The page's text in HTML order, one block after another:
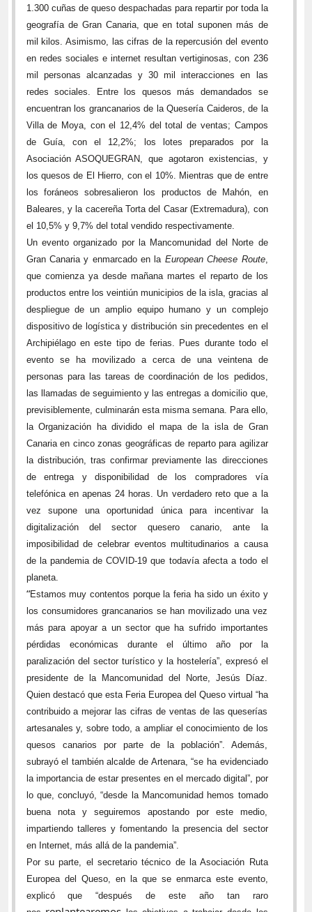
1.300 cuñas de queso despachadas para repartir por toda la
geografía de Gran Canaria, que en total suponen más de
mil kilos. Asimismo, las cifras de la repercusión del evento
en redes sociales e internet resultan vertiginosas, con 236
mil personas alcanzadas y 30 mil interacciones en las
redes sociales. Entre los quesos más demandados se
encuentran los grancanarios de la Quesería Caideros, de la
Villa de Moya, con el 12,4% del total de ventas; Campos
de Guía, con el 12,2%; los lotes preparados por la
Asociación ASOQUEGRAN, que agotaron existencias, y
los quesos de El Hierro, con el 10%. Mientras que de entre
los foráneos sobresalieron los productos de Mahón, en
Baleares, y la cacereña Torta del Casar (Extremadura), con
el 10,5% y 9,7% del total vendido respectivamente.
Un evento organizado por la Mancomunidad del Norte de
Gran Canaria y enmarcado en la European Cheese Route,
que comienza ya desde mañana martes el reparto de los
productos entre los veintiún municipios de la isla, gracias al
despliegue de un amplio equipo humano y un complejo
dispositivo de logística y distribución sin precedentes en el
Archipiélago en este tipo de ferias. Pues durante todo el
evento se ha movilizado a cerca de una veintena de
personas para las tareas de coordinación de los pedidos,
las llamadas de seguimiento y las entregas a domicilio que,
previsiblemente, culminarán esta misma semana. Para ello,
la Organización ha dividido el mapa de la isla de Gran
Canaria en cinco zonas geográficas de reparto para agilizar
la distribución, tras confirmar previamente las direcciones
de entrega y disponibilidad de los compradores vía
telefónica en apenas 24 horas. Un verdadero reto que a la
vez supone una oportunidad única para incentivar la
digitalización del sector quesero canario, ante la
imposibilidad de celebrar eventos multitudinarios a causa
de la pandemia de COVID-19 que todavía afecta a todo el
planeta.
“Estamos muy contentos porque la feria ha sido un éxito y
los consumidores grancanarios se han movilizado una vez
más para apoyar a un sector que ha sufrido importantes
pérdidas económicas durante el último año por la
paralización del sector turístico y la hostelería”, expresó el
presidente de la Mancomunidad del Norte, Jesús Díaz.
Quien destacó que esta Feria Europea del Queso virtual “ha
contribuido a mejorar las cifras de ventas de las queserías
artesanales y, sobre todo, a ampliar el conocimiento de los
quesos canarios por parte de la población”. Además,
subrayó el también alcalde de Artenara, “se ha evidenciado
la importancia de estar presentes en el mercado digital”, por
lo que, concluyó, “desde la Mancomunidad hemos tomado
buena nota y seguiremos apostando por este medio,
impartiendo talleres y fomentando la presencia del sector
en Internet, más allá de la pandemia”.
Por su parte, el secretario técnico de la Asociación Ruta
Europea del Queso, en la que se enmarca este evento,
explicó que “después de este año tan raro